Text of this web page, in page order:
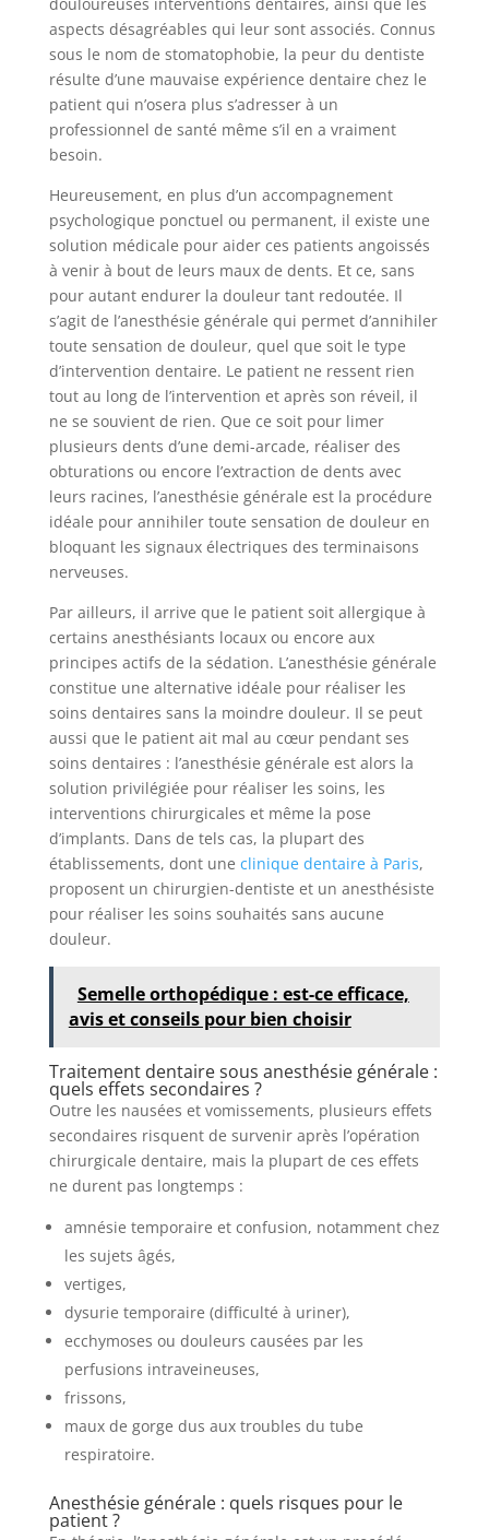
aspects désagréables qui leur sont associés. Connus
sous le nom de stomatophobie, la peur du dentiste
résulte d’une mauvaise expérience dentaire chez le
patient qui n’osera plus s’adresser à un
professionnel de santé même s’il en a vraiment
besoin.
Heureusement, en plus d’un accompagnement
psychologique ponctuel ou permanent, il existe une
solution médicale pour aider ces patients angoissés
à venir à bout de leurs maux de dents. Et ce, sans
pour autant endurer la douleur tant redoutée. Il
s’agit de l’anesthésie générale qui permet d’annihiler
toute sensation de douleur, quel que soit le type
d’intervention dentaire. Le patient ne ressent rien
tout au long de l’intervention et après son réveil, il
ne se souvient de rien. Que ce soit pour limer
plusieurs dents d’une demi-arcade, réaliser des
obturations ou encore l’extraction de dents avec
leurs racines, l’anesthésie générale est la procédure
idéale pour annihiler toute sensation de douleur en
bloquant les signaux électriques des terminaisons
nerveuses.
Par ailleurs, il arrive que le patient soit allergique à
certains anesthésiants locaux ou encore aux
principes actifs de la sédation. L’anesthésie générale
constitue une alternative idéale pour réaliser les
soins dentaires sans la moindre douleur. Il se peut
aussi que le patient ait mal au cœur pendant ses
soins dentaires : l’anesthésie générale est alors la
solution privilégiée pour réaliser les soins, les
interventions chirurgicales et même la pose
d’implants. Dans de tels cas, la plupart des
établissements, dont une clinique dentaire à Paris,
proposent un chirurgien-dentiste et un anesthésiste
pour réaliser les soins souhaités sans aucune
douleur.
Semelle orthopédique : est-ce efficace,
avis et conseils pour bien choisir
Traitement dentaire sous anesthésie générale :
quels effets secondaires ?
Outre les nausées et vomissements, plusieurs effets
secondaires risquent de survenir après l’opération
chirurgicale dentaire, mais la plupart de ces effets
ne durent pas longtemps :
amnésie temporaire et confusion, notamment chez
les sujets âgés,
vertiges,
dysurie temporaire (difficulté à uriner),
ecchymoses ou douleurs causées par les
perfusions intraveineuses,
frissons,
maux de gorge dus aux troubles du tube
respiratoire.
Anesthésie générale : quels risques pour le
patient ?